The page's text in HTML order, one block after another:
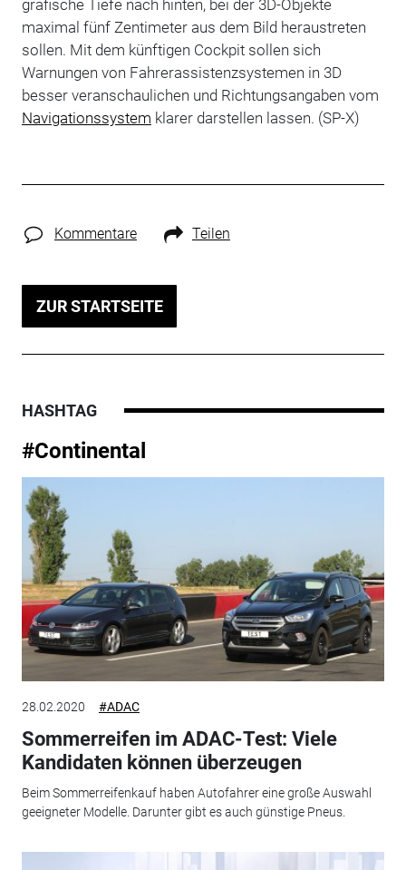
grafische Tiefe nach hinten, bei der 3D-Objekte
maximal fünf Zentimeter aus dem Bild heraustreten
sollen. Mit dem künftigen Cockpit sollen sich
Warnungen von Fahrerassistenzsystemen in 3D
besser veranschaulichen und Richtungsangaben vom
Navigationssystem klarer darstellen lassen. (SP-X)
Kommentare Teilen
ZUR STARTSEITE
HASHTAG
#Continental
28.02.2020 #ADAC
Sommerreifen im ADAC-Test: Viele
Kandidaten können überzeugen
Beim Sommerreifenkauf haben Autofahrer eine große Auswahl
geeigneter Modelle. Darunter gibt es auch günstige Pneus.